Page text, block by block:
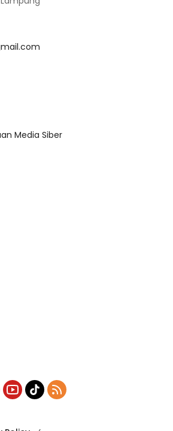
Media Siber